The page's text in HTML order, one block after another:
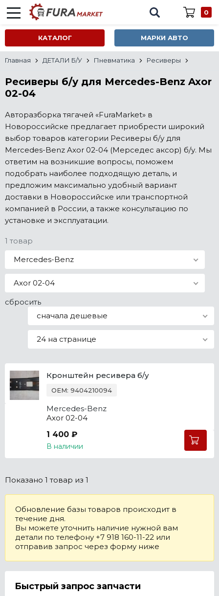
0
КАТАЛОГ МАРКИ АВТО
Главная ДЕТАЛИ Б/У Пневматика Ресиверы
Ресиверы б/у для Mercedes-Benz Axor
02-04
Авторазборка тягачей «FuraMarket» в
Новороссийске предлагает приобрести широкий
выбор товаров категории Ресиверы б/у для
Mercedes-Benz Axor 02-04 (Мерседес аксор) б/у. Мы
ответим на возникшие вопросы, поможем
подобрать наиболее подходящую деталь, и
предложим максимально удобный вариант
доставки в Новороссийске или транспортной
компанией в России, а также консультацию по
установке и эксплуатации.
1 товар
Mercedes-Benz
Axor 02-04
сбросить
сначала дешевые
24 на странице
Кронштейн ресивера б/у
OEM: 9404210094
Mercedes-Benz
Axor 02-04
1 400 ₽
В наличии
Показано 1 товар из 1
Обновление базы товаров происходит в
течение дня.
Вы можете уточнить наличие нужной вам
детали по телефону +7 918 160-11-22 или
отправив запрос через форму ниже
Быстрый запрос запчасти